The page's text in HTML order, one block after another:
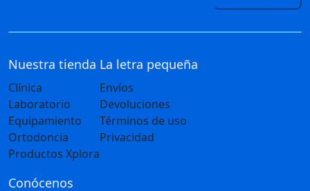
Nuestra tienda
Clínica
Laboratorio
Equipamiento
Ortodoncia
Productos Xplora
La letra pequeña
Envíos
Devoluciones
Términos de uso
Privacidad
Conócenos